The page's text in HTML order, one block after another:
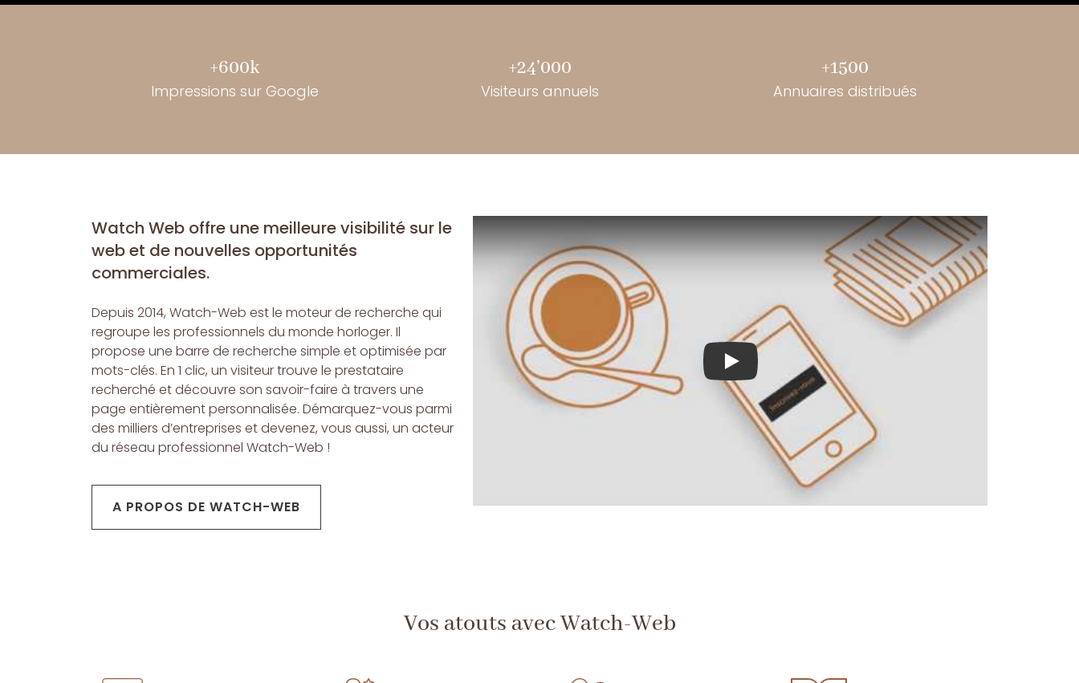
+600k
Impressions sur Google
+24’000
Visiteurs annuels
+1500
Annuaires distribués
Watch Web offre une meilleure visibilité sur le
web et de nouvelles opportunités
commerciales.
Depuis 2014, Watch-Web est le moteur de recherche qui
regroupe les professionnels du monde horloger. Il
propose une barre de recherche simple et optimisée par
mots-clés. En 1 clic, un visiteur trouve le prestataire
recherché et découvre son savoir-faire à travers une
page entièrement personnalisée. Démarquez-vous parmi
des milliers d’entreprises et devenez, vous aussi, un acteur
du réseau professionnel Watch-Web !
A PROPOS DE WATCH-WEB
Play
Vos atouts avec Watch-Web